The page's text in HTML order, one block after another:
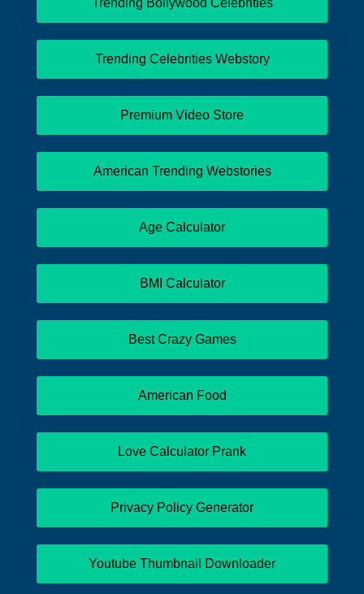
Trending Bollywood Celebrities
Trending Celebrities Webstory
Premium Video Store
American Trending Webstories
Age Calculator
BMI Calculator
Best Crazy Games
American Food
Love Calculator Prank
Privacy Policy Generator
Youtube Thumbnail Downloader